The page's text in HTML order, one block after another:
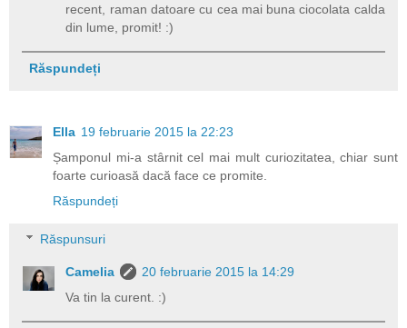
recent, raman datoare cu cea mai buna ciocolata calda
din lume, promit! :)
Răspundeți
Ella 19 februarie 2015 la 22:23
Șamponul mi-a stârnit cel mai mult curiozitatea, chiar sunt
foarte curioasă dacă face ce promite.
Răspundeți
Răspunsuri
Camelia
20 februarie 2015 la 14:29
Va tin la curent. :)